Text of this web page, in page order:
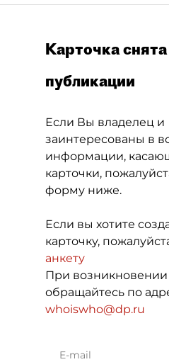
Карточка снята
публикации
Если Вы владелец и
заинтересованы в
информации,
карточки,
форму ниже.
Если вы хотите
карточку,
анкету
При возникновении
обращайтесь по
whoiswho@dp.ru
E-mail